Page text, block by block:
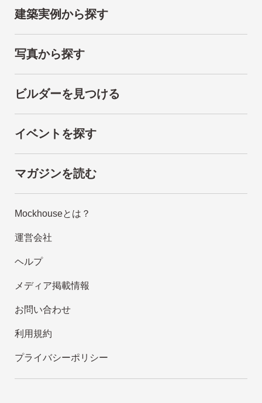
建築実例から探す
写真から探す
ビルダーを見つける
イベントを探す
マガジンを読む
Mockhouseとは？
運営会社
ヘルプ
メディア掲載情報
お問い合わせ
利用規約
プライバシーポリシー